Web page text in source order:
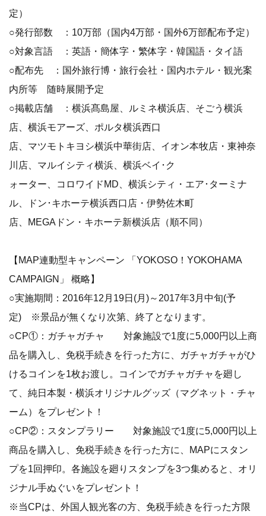
定）
○発行部数 ：10万部（国内4万部・国外6万部配布予定）
○対象言語 ：英語・簡体字・繁体字・韓国語・タイ語
○配布先 ：国外旅行博・旅行会社・国内ホテル・観光案
内所等 随時展開予定
○掲載店舗 ：横浜髙島屋、ルミネ横浜店、そごう横浜
店、横浜モアーズ、ポルタ横浜西口
店、マツモトキヨシ横浜中華街店、イオン本牧店・東神奈
川店、マルイシティ横浜、横浜ベイ･ク
ォーター、コロワイドMD、横浜シティ・エア･ターミナ
ル、ドン･キホーテ横浜西口店・伊勢佐木町
店、MEGAドン・キホーテ新横浜店（順不同）
【MAP連動型キャンペーン 「YOKOSO！YOKOHAMA
CAMPAIGN」 概略】
○実施期間：2016年12月19日(月)～2017年3月中旬(予
定) ※景品が無くなり次第、終了となります。
○CP①：ガチャガチャ 対象施設で1度に5,000円以上商
品を購入し、免税手続きを行った方に、ガチャガチャがひ
けるコインを1枚お渡し。コインでガチャガチャを廻し
て、純日本製・横浜オリジナルグッズ（マグネット・チャ
ーム）をプレゼント！
○CP②：スタンプラリー 対象施設で1度に5,000円以上
商品を購入し、免税手続きを行った方に、MAPにスタン
プを1回押印。各施設を廻りスタンプを3つ集めると、オリ
ジナル手ぬぐいをプレゼント！
※当CPは、外国人観光客の方、免税手続きを行った方限